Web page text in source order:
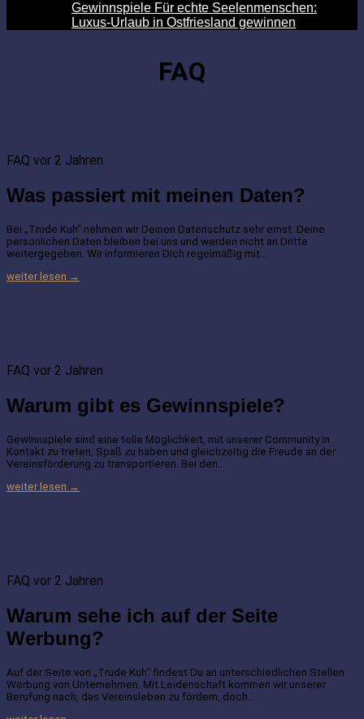
Gewinnspiele Für echte Seelenmenschen:
Luxus-Urlaub in Ostfriesland gewinnen
FAQ
FAQ vor 2 Jahren
Was passiert mit meinen Daten?
Bei „Trude Kuh“ nehmen wir Deinen Datenschutz sehr ernst. Deine
persönlichen Daten bleiben bei uns und werden nicht an Dritte
weitergegeben. Wir informieren Dich regelmäßig mit…
weiter lesen →
FAQ vor 2 Jahren
Warum gibt es Gewinnspiele?
Gewinnspiele sind eine tolle Möglichkeit, mit unserer Community in
Kontakt zu treten, Spaß zu haben und gleichzeitig die Freude an der
Vereinsförderung zu transportieren. Bei den…
weiter lesen →
FAQ vor 2 Jahren
Warum sehe ich auf der Seite
Werbung?
Auf der Seite von „Trude Kuh“ findest Du an unterschiedlichen Stellen
Werbung von Unternehmen. Mit Leidenschaft kommen wir unserer
Berufung nach, das Vereinsleben zu fördern, doch…